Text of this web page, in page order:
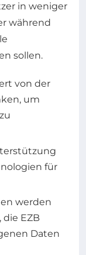
in weniger
während
sollen.
von der
um
für
werden
EZB
Daten